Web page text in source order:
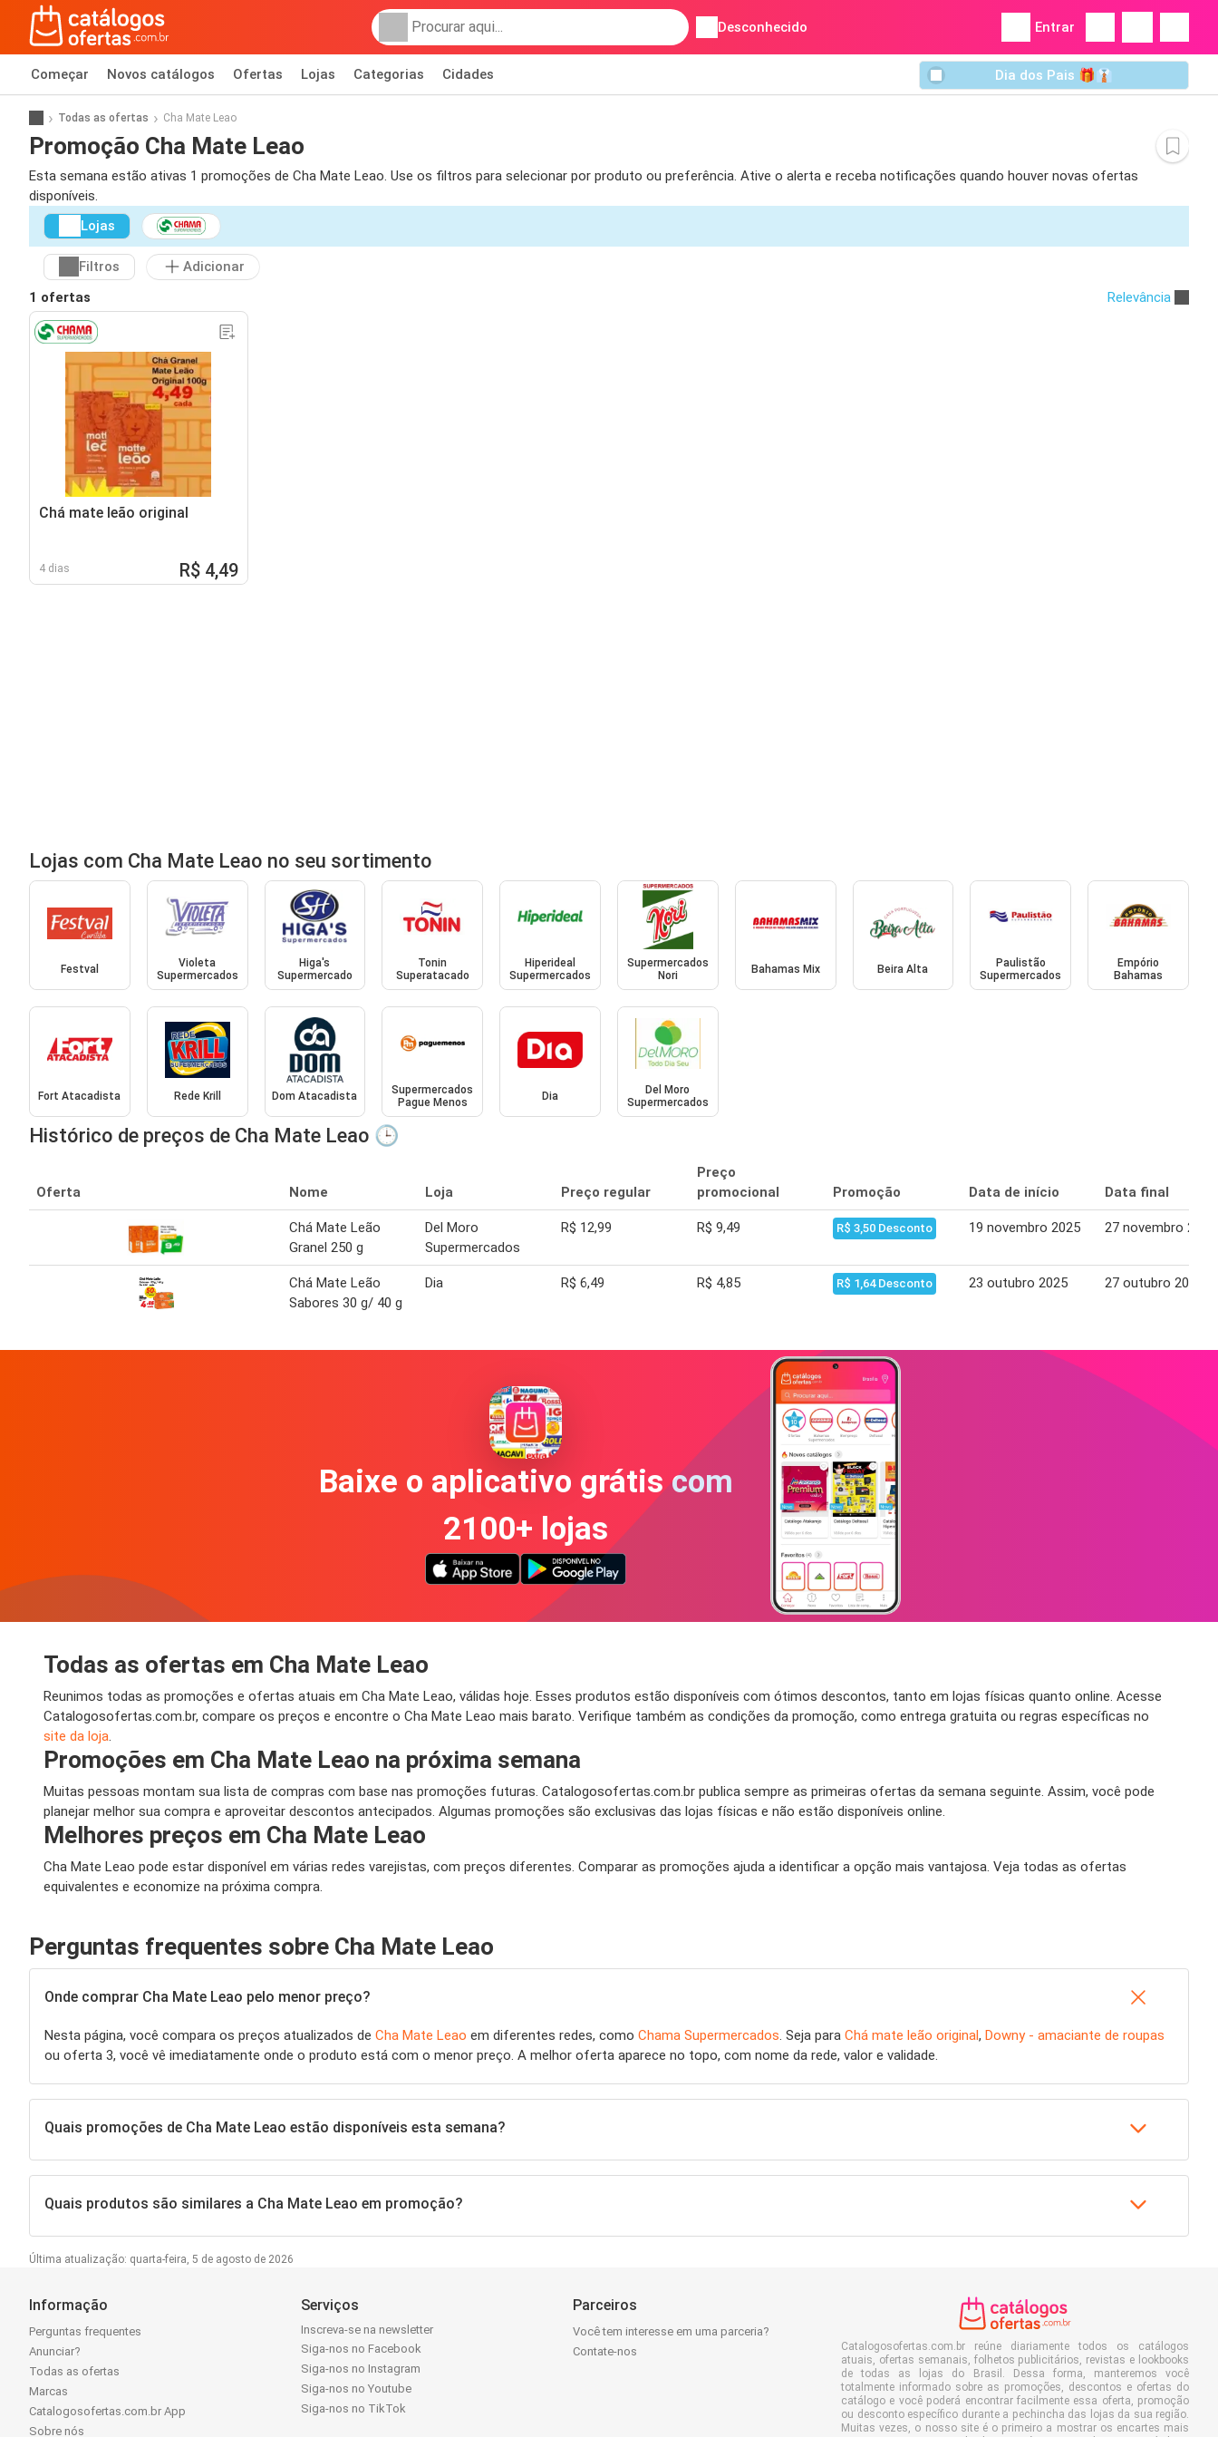
Desconhecido Entrar
Começar Novos catálogos Ofertas Lojas Categorias Cidades Dia dos Pais 🎁👔
Todas as ofertas Cha Mate Leao
Promoção Cha Mate Leao
Esta semana estão ativas 1 promoções de Cha Mate Leao. Use os filtros para selecionar por produto ou preferência. Ative o alerta e receba notificações quando houver novas ofertas
disponíveis.
Lojas
Filtros
Adicionar
1 ofertas
Relevância
Chá mate leão original
4 dias R$ 4,49
Lojas com Cha Mate Leao no seu sortimento
Festval
Violeta
Supermercados
Higa's
Supermercado
Tonin
Superatacado
Hiperideal
Supermercados
Supermercados
Nori
Bahamas Mix Beira Alta
Paulistão
Supermercados
Empório
Bahamas
Fort Atacadista Rede Krill Dom Atacadista
Supermercados
Pague Menos
Dia
Del Moro
Supermercados
Histórico de preços de Cha Mate Leao 🕒
Oferta Nome Loja Preço regular
Preço
promocional
Promoção Data de início Data final
Chá Mate Leão
Granel 250 g
Del Moro
Supermercados
R$ 12,99 R$ 9,49 R$ 3,50 Desconto 19 novembro 2025 27 novembro 2025
Chá Mate Leão
Sabores 30 g/ 40 g
Dia R$ 6,49 R$ 4,85 R$ 1,64 Desconto 23 outubro 2025 27 outubro 2025
Baixe o aplicativo grátis com
2100+ lojas
Todas as ofertas em Cha Mate Leao
Reunimos todas as promoções e ofertas atuais em Cha Mate Leao, válidas hoje. Esses produtos estão disponíveis com ótimos descontos, tanto em lojas físicas quanto online. Acesse
Catalogosofertas.com.br, compare os preços e encontre o Cha Mate Leao mais barato. Verifique também as condições da promoção, como entrega gratuita ou regras específicas no
site da loja
Promoções em Cha Mate Leao na próxima semana
Muitas pessoas montam sua lista de compras com base nas promoções futuras. Catalogosofertas.com.br publica sempre as primeiras ofertas da semana seguinte. Assim, você pode
planejar melhor sua compra e aproveitar descontos antecipados. Algumas promoções são exclusivas das lojas físicas e não estão disponíveis online.
Melhores preços em Cha Mate Leao
Cha Mate Leao pode estar disponível em várias redes varejistas, com preços diferentes. Comparar as promoções ajuda a identificar a opção mais vantajosa. Veja todas as ofertas
equivalentes e economize na próxima compra.
Perguntas frequentes sobre Cha Mate Leao
Onde comprar Cha Mate Leao pelo menor preço?
Nesta página, você compara os preços atualizados de Cha Mate Leao em diferentes redes, como Chama Supermercados . Seja para Chá mate leão original, Downy - amaciante de roupas
ou oferta 3, você vê imediatamente onde o produto está com o menor preço. A melhor oferta aparece no topo, com nome da rede, valor e validade.
Quais promoções de Cha Mate Leao estão disponíveis esta semana?
Quais produtos são similares a Cha Mate Leao em promoção?
Última atualização: quarta-feira, 5 de agosto de 2026
Informação
Perguntas frequentes
Anunciar?
Todas as ofertas
Marcas
Catalogosofertas.com.br App
Sobre nós
Serviços
Inscreva-se na newsletter
Siga-nos no Facebook
Siga-nos no Instagram
Siga-nos no Youtube
Siga-nos no TikTok
Parceiros
Você tem interesse em uma parceria?
Contate-nos
Catalogosofertas.com.br reúne diariamente todos os catálogos
atuais, ofertas semanais, folhetos publicitários, revistas e lookbooks
de todas as lojas do Brasil. Dessa forma, manteremos você
totalmente informado sobre as promoções, descontos e ofertas do
catálogo e você poderá encontrar facilmente essa oferta, promoção
ou desconto específico durante a pechincha das lojas da sua região.
Muitas vezes, o nosso site é o primeiro a mostrar os encartes mais